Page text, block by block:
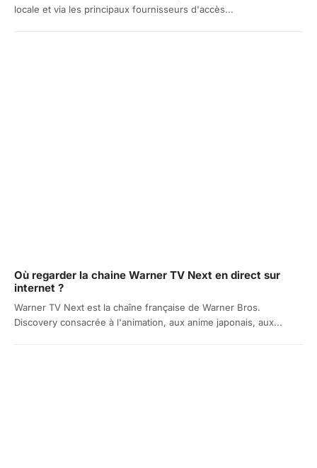
locale et via les principaux fournisseurs d'accès...
Où regarder la chaine Warner TV Next en direct sur
internet ?
Warner TV Next est la chaîne française de Warner Bros.
Discovery consacrée à l'animation, aux anime japonais, aux...